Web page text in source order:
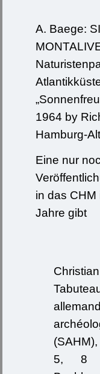
A. Baege:
1964 by
Hamburg-
Eine nur
in das CHM
Jahre gibt
5, 8